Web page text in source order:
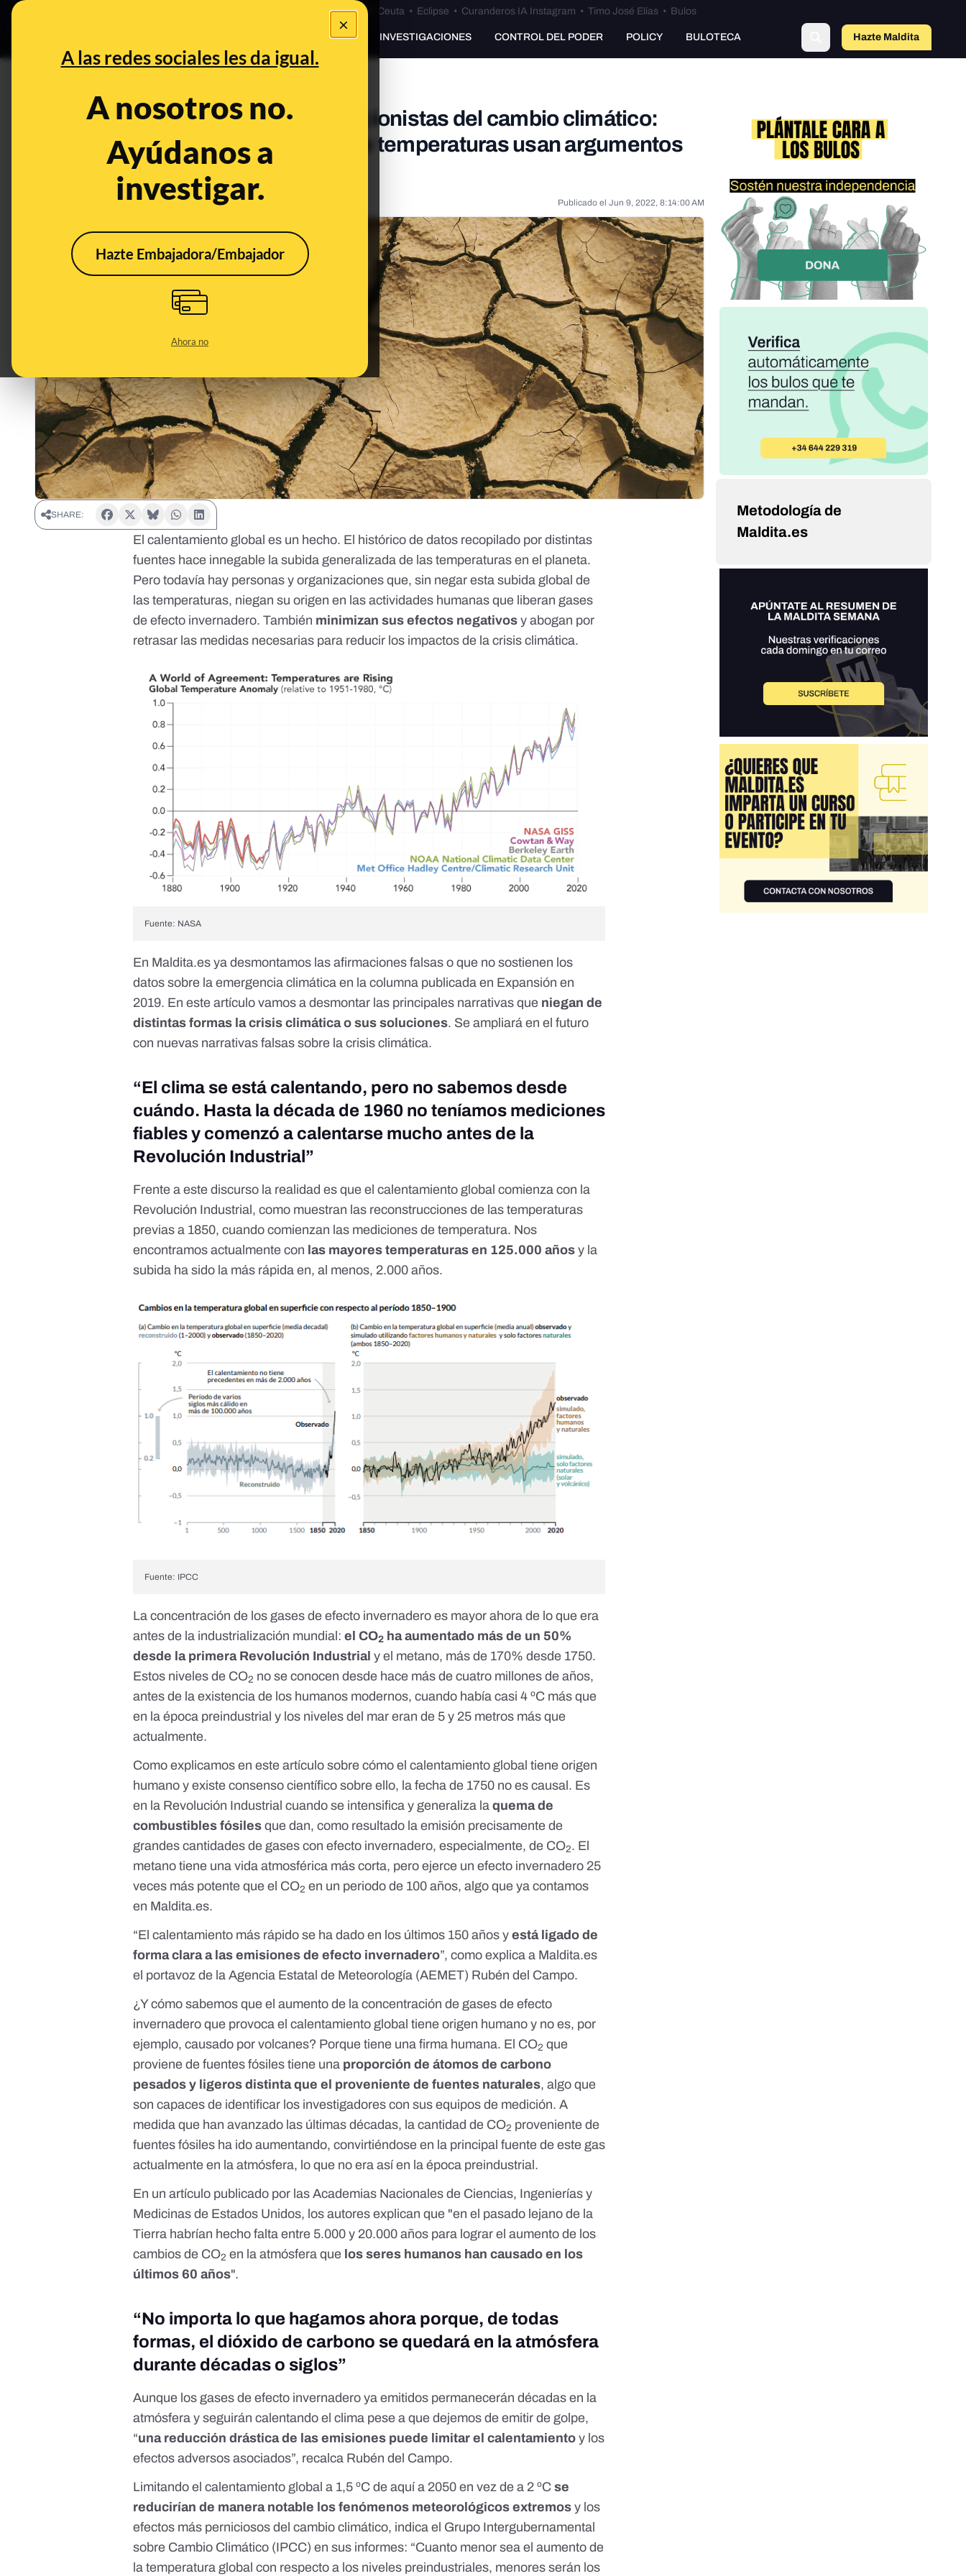
×
A las redes sociales les da igual.
A nosotros no.
Ayúdanos a
investigar.
Hazte Embajadora/Embajador
Ahora no
Especial Ceuta•Bulos Ceuta • Eclipse • Curanderos IA Instagram • Timo José Elías • Bulos
PREBUNKING INVESTIGACIONES CONTROL DEL PODER POLICY BULOTECA Hazte Maldito
a
Las nuevas narrativas de los negacionistas del cambio climático:
aunque admiten la subida global de temperaturas usan argumentos
falsos para desinformar
Publicado el Jun 9, 2022, 8:14:00 AM
SHARE:
El calentamiento global es un hecho. El histórico de datos recopilado por distintas
fuentes hace innegable la subida generalizada de las temperaturas en el planeta.
Pero todavía hay personas y organizaciones que, sin negar esta subida global de
las temperaturas, niegan su origen en las actividades humanas que liberan gases
de efecto invernadero. También minimizan sus efectos negativos y abogan por
retrasar las medidas necesarias para reducir los impactos de la crisis climática.
Fuente: NASA
En Maldita.es ya desmontamos las afirmaciones falsas o que no sostienen los
datos sobre la emergencia climática en la columna publicada en Expansión en
2019. En este artículo vamos a desmontar las principales narrativas que niegan de
distintas formas la crisis climática o sus soluciones. Se ampliará en el futuro
con nuevas narrativas falsas sobre la crisis climática.
“El clima se está calentando, pero no sabemos desde
cuándo. Hasta la década de 1960 no teníamos mediciones
fiables y comenzó a calentarse mucho antes de la
Revolución Industrial”
Frente a este discurso la realidad es que el calentamiento global comienza con la
Revolución Industrial, como muestran las reconstrucciones de las temperaturas
previas a 1850, cuando comienzan las mediciones de temperatura. Nos
encontramos actualmente con las mayores temperaturas en 125.000 años y la
subida ha sido la más rápida en, al menos, 2.000 años.
Fuente: IPCC
La concentración de los gases de efecto invernadero es mayor ahora de lo que era
antes de la industrialización mundial:el CO2 ha aumentado más de un 50%
desde la primera Revolución Industrial yel metano, más de 170% desde 1750.
Estos niveles de CO2 no se conocen desde hace más de cuatro millones de años,
antes de la existencia de los humanos modernos, cuando había casi 4 ºC más que
en la época preindustrial y los niveles del mar eran de 5 y 25 metros más que
actualmente.
Como explicamos en este artículo sobre cómoel calentamiento global tiene origen
humano y existe consenso científico sobre ello, la fecha de 1750 no es causal. Es
en la Revolución Industrial cuando se intensifica y generaliza la quema de
combustibles fósiles que dan, como resultado la emisión precisamente de
grandes cantidades de gases con efecto invernadero, especialmente, de CO2. El
metano tiene una vida atmosférica más corta, pero ejerce un efecto invernadero 25
veces más potente que el CO2 en un periodo de 100 años,algo que ya contamos
en Maldita.es.
“El calentamiento más rápido se ha dado en los últimos 150 años yestá ligado de
forma clara a las emisiones de efecto invernadero”, como explica a Maldita.es
el portavoz de la Agencia Estatal de Meteorología (AEMET) Rubén del Campo.
¿Y cómo sabemos que el aumento de la concentración de gases de efecto
invernadero que provoca el calentamiento global tiene origen humano y no es, por
ejemplo, causado por volcanes? Porque tiene una firma humana. El CO2 que
proviene de fuentes fósiles tiene una proporción de átomos de carbono
pesados y ligeros distinta que el proveniente de fuentes naturales, algo que
son capaces de identificar los investigadores con sus equipos de medición. A
medida que han avanzado las últimas décadas, la cantidad de CO2 proveniente de
fuentes fósiles ha ido aumentando, convirtiéndose en la principal fuente de este gas
actualmente en la atmósfera, lo que no era así en la época preindustrial.
En un artículo publicado por las Academias Nacionales de Ciencias, Ingenierías y
Medicinas de Estados Unidos, los autores explican que "en el pasado lejano de la
Tierra habrían hecho falta entre 5.000 y 20.000 años para lograr el aumento de los
cambios de CO2 en la atmósfera que los seres humanos han causado en los
últimos 60 años".
“No importa lo que hagamos ahora porque, de todas
formas, el dióxido de carbono se quedará en la atmósfera
durante décadas o siglos”
Aunque los gases de efecto invernadero ya emitidos permanecerán décadas en la
atmósfera y seguirán calentando el clima pese a que dejemos de emitir de golpe,
“una reducción drástica de las emisiones puede limitar el calentamientoy los
efectos adversos asociados”, recalca Rubén del Campo.
Limitando el calentamiento global a 1,5 ºC de aquí a 2050 en vez de a 2 ºCse
reducirían de manera notable los fenómenos meteorológicos extremos y los
efectos más perniciosos del cambio climático, indica el Grupo Intergubernamental
sobre Cambio Climático (IPCC) en sus informes: “Cuanto menor sea el aumento de
la temperatura global con respecto a los niveles preindustriales, menores serán los
Metodología de
Maldita.es